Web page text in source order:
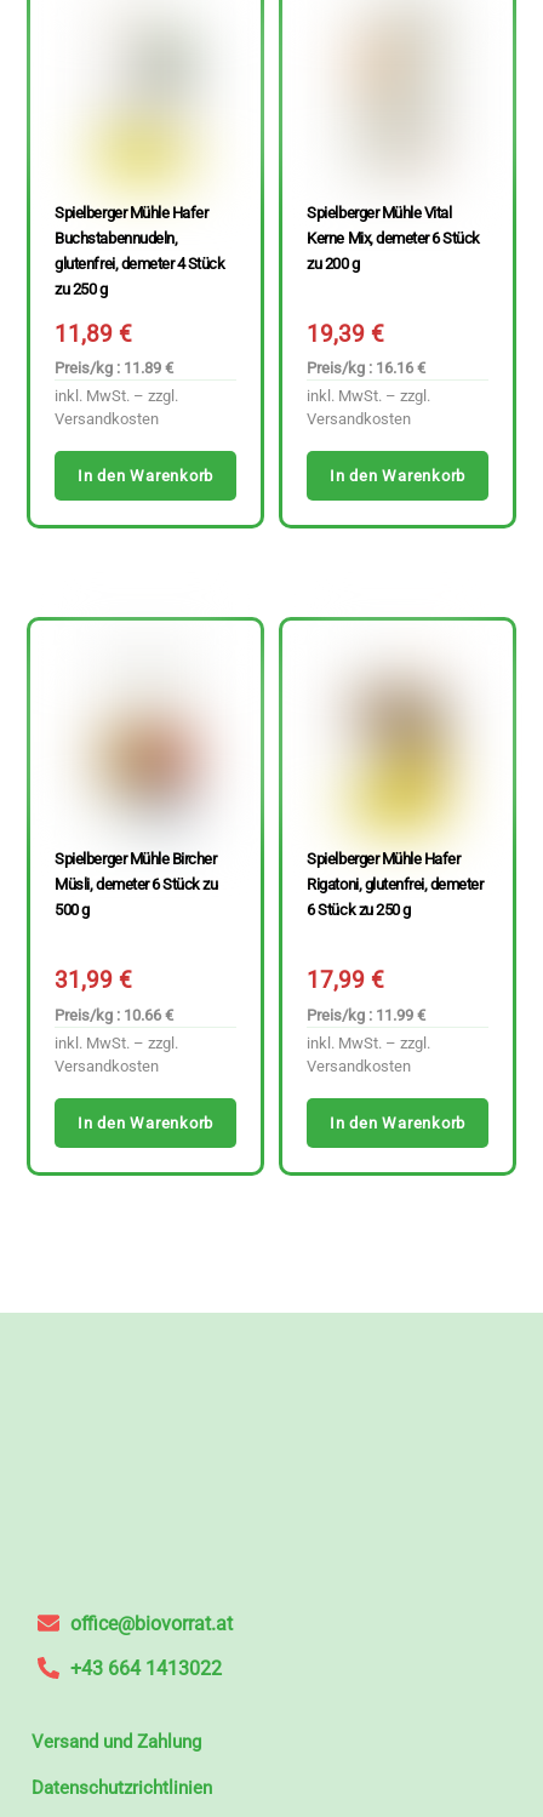
Spielberger Mühle Hafer
Buchstabennudeln,
glutenfrei, demeter 4 Stück
zu 250 g
11,89€
Preis/kg : 11.89 €
inkl. MwSt. – zzgl.
Versandkosten
In den Warenkorb
Spielberger Mühle Vital
Kerne Mix, demeter 6 Stück
zu 200 g
19,39€
Preis/kg : 16.16 €
inkl. MwSt. – zzgl.
Versandkosten
In den Warenkorb
Spielberger Mühle Bircher
Müsli, demeter 6 Stück zu
500 g
31,99€
Preis/kg : 10.66 €
inkl. MwSt. – zzgl.
Versandkosten
In den Warenkorb
Spielberger Mühle Hafer
Rigatoni, glutenfrei, demeter
6 Stück zu 250 g
17,99€
Preis/kg : 11.99 €
inkl. MwSt. – zzgl.
Versandkosten
In den Warenkorb
office@biovorrat.at
+43 664 1413022
Versand und Zahlung
Datenschutzrichtlinien